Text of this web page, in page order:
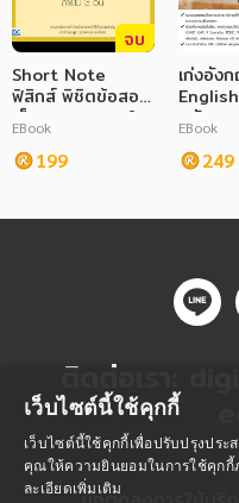
จบ
Short Note
ฟิสิกส์ พิชิตข้อสอบ
เต็ม 100% ภายใน
3 วัน
EBook
199
เก่งอัง
ฉบับส
EBook
249
ติดต่อเรา:
เว็บไซต์นี้ใช้คุกกี้
เว็บไซต์นี้ใช้คุกกี้เพื่อปรับปรุงปร
คุณให้ความยินยอมในการใช้คุกกี้
ละเอียดเพิ่มเติม